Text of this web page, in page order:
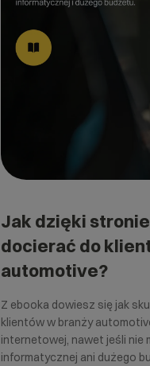
Jak dzięki
docierać do
automotive?
Z ebooka dowiesz się jak
klientów w branży
internetowej, nawet jeśli nie
informatycznej ani dużego